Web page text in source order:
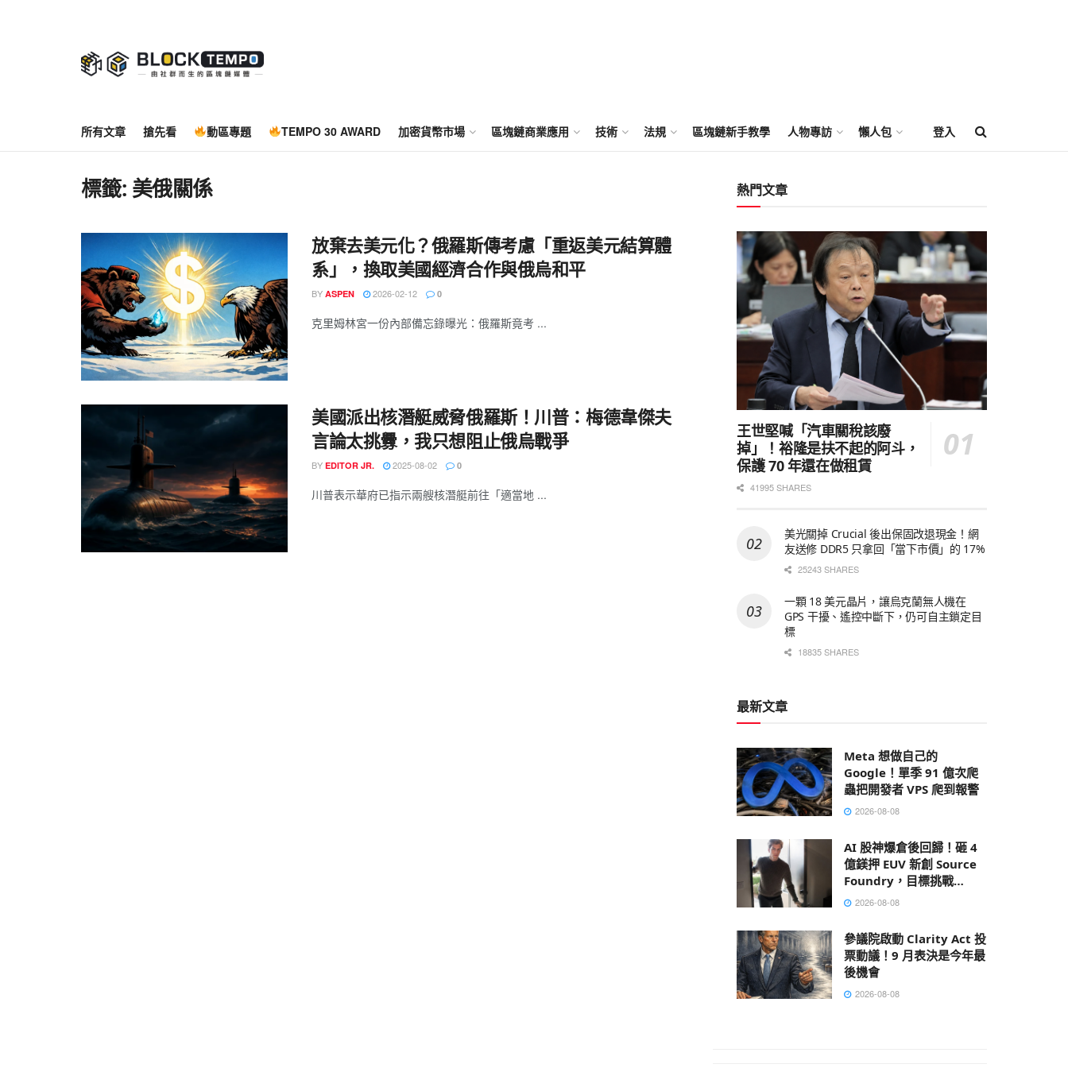
所有文章 搶先看 動區專題 TEMPO 30 AWARD 加密貨幣市場 區塊鏈商業應用 技術 法規 區塊鏈新手教學 人物專訪 懶人包 登入
標籤:美俄關係
放棄去美元化？俄羅斯傳考慮「重返美元結算體
系」，換取美國經濟合作與俄烏和平
BY ASPEN 2026-02-12 0
克里姆林宮一份內部備忘錄曝光：俄羅斯竟考 ...
美國派出核潛艇威脅俄羅斯！川普：梅德韋傑夫
言論太挑釁，我只想阻止俄烏戰爭
BY EDITOR JR. 2025-08-02 0
川普表示華府已指示兩艘核潛艇前往「適當地 ...
熱門文章
王世堅喊「汽車關稅該廢
掉」！裕隆是扶不起的阿斗，
保護 70 年還在做租賃
41995 SHARES
美光關掉 Crucial 後出保固改退現金！網
友送修 DDR5 只拿回「當下市價」的 17%
25243 SHARES
一顆 18 美元晶片，讓烏克蘭無人機在
GPS 干擾、遙控中斷下，仍可自主鎖定目
標
18835 SHARES
最新文章
Meta 想做自己的
Google！單季 91 億次爬
蟲把開發者 VPS 爬到報警
2026-08-08
AI 股神爆倉後回歸！砸 4
億鎂押 EUV 新創 Source
Foundry，目標挑戰
ASML
2026-08-08
參議院啟動 Clarity Act 投
票動議！9 月表決是今年最
後機會
2026-08-08